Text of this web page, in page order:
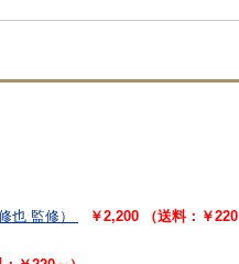
也 監修）
￥2,200 （送料：￥220